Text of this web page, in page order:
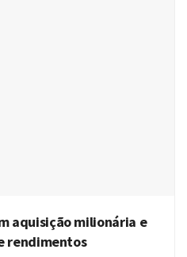
aquisição milionária e
rendimentos